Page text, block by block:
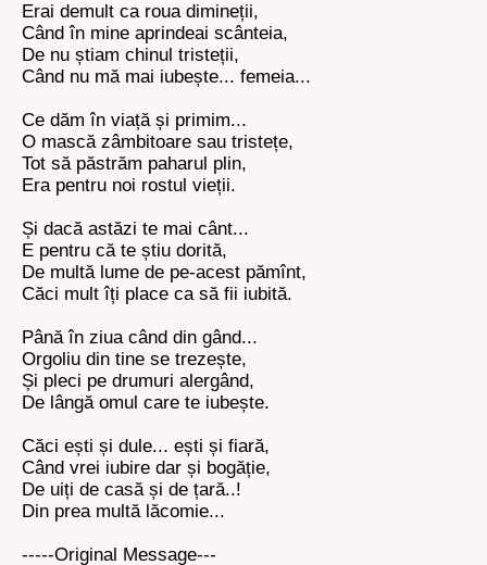
Erai demult ca roua dimineții,
Când în mine aprindeai scânteia,
De nu știam chinul tristeții,
Când nu mă mai iubește... femeia...
Ce dăm în viață și primim...
O mască zâmbitoare sau tristețe,
Tot să păstrăm paharul plin,
Era pentru noi rostul vieții.
Și dacă astăzi te mai cânt...
E pentru că te știu dorită,
De multă lume de pe-acest pămînt,
Căci mult îți place ca să fii iubită.
Până în ziua când din gând...
Orgoliu din tine se trezește,
Și pleci pe drumuri alergând,
De lângă omul care te iubește.
Căci ești și dule... ești și fiară,
Când vrei iubire dar și bogăție,
De uiți de casă și de țară..!
Din prea multă lăcomie...
-----Original Message---